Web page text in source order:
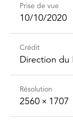
Prise de vue
10/10/2020
Crédit
Direction du
Résolution
2560 × 1707